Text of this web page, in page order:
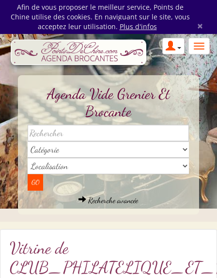
Afin de vous proposer le meilleur service, Points de
Chine utilise des cookies. En naviguant sur le site, vous
acceptez leur utilisation. Plus d'infos ×
Agenda Vide Grenier Et
Brocante
Recherche avancée
Vitrine de